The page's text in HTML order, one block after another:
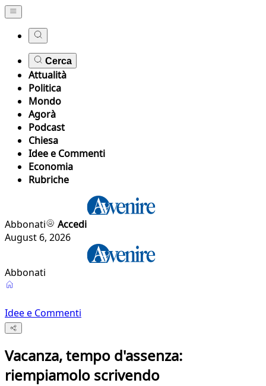
Cerca
Attualità
Politica
Mondo
Agorà
Podcast
Chiesa
Idee e Commenti
Economia
Rubriche
Abbonati
Accedi
August 6, 2026
Abbonati
Idee e Commenti
Vacanza, tempo d'assenza:
riempiamolo scrivendo